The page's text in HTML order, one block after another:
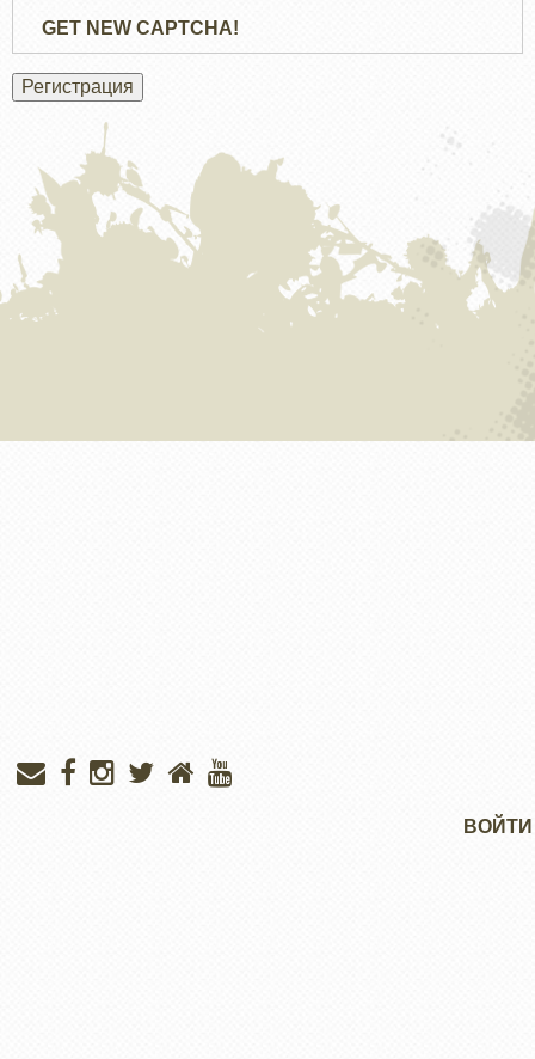
GET NEW CAPTCHA!
ВОЙТИ